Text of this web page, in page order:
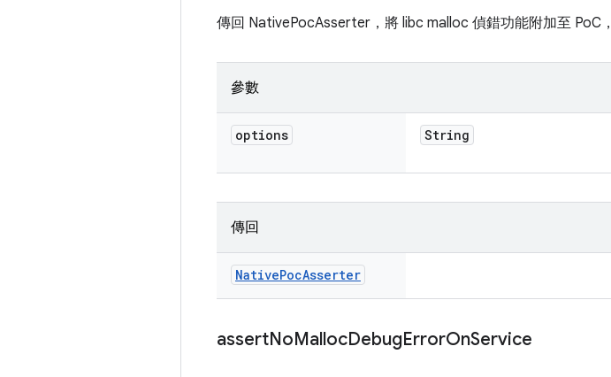
傳回 NativePocAsserter，將 libc malloc 偵錯功能附加至 PoC
參數
options String
傳回
NativePocAsserter
assertNoMallocDebugErrorOnService